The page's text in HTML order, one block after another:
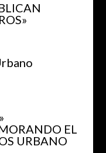
EL
URBANO